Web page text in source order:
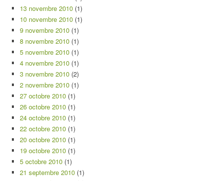
13 novembre 2010 (1)
10 novembre 2010 (1)
9 novembre 2010 (1)
8 novembre 2010 (1)
5 novembre 2010 (1)
4 novembre 2010 (1)
3 novembre 2010 (2)
2 novembre 2010 (1)
27 octobre 2010 (1)
26 octobre 2010 (1)
24 octobre 2010 (1)
22 octobre 2010 (1)
20 octobre 2010 (1)
19 octobre 2010 (1)
5 octobre 2010 (1)
21 septembre 2010 (1)